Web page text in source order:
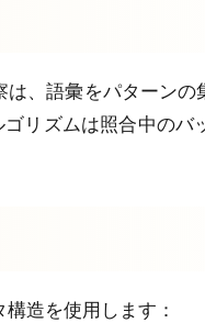
、語彙をパターンの
リズムは照合中のバ
造を使用します：